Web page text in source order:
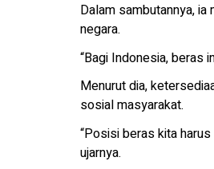
Dalam sambutannya,
negara.
“Bagi Indonesia, beras
Menurut dia,
sosial masyarakat.
“Posisi beras kita
ujarnya.